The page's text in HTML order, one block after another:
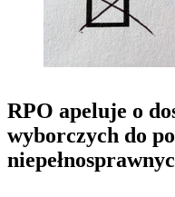
RPO apeluje o
wyborczych do